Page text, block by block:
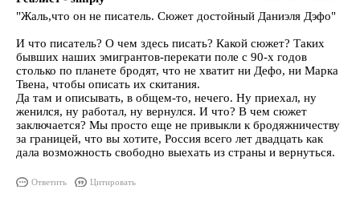
"Жаль,что он не писатель. Сюжет достойный Даниэля Дэфо"
И что писатель? О чем здесь писать? Какой сюжет? Таких
бывших наших эмигрантов-перекати поле с 90-х годов
столько по планете бродят, что не хватит ни Дефо, ни Марка
Твена, чтобы описать их скитания.
Да там и описывать, в общем-то, нечего. Ну приехал, ну
женился, ну работал, ну вернулся. И что? В чем сюжет
заключается? Мы просто еще не привыкли к бродяжничеству
за границей, что вы хотите, Россия всего лет двадцать как
дала возможность свободно выехать из страны и вернуться.
Ответить Цитировать